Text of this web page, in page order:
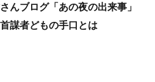
んブログ「あの夜の出来事」
謀者どもの手口とは